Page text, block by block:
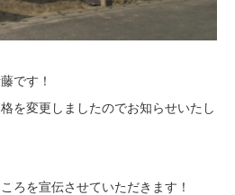
です！
を変更しましたのでお知らせいたし
ろを宣伝させていただきます！